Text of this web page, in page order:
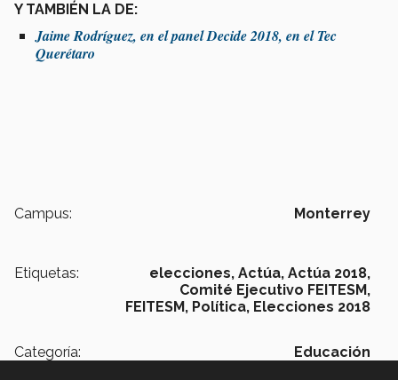
Y TAMBIÉN LA DE:
Jaime Rodríguez, en el panel Decide 2018, en el Tec
Querétaro
Campus: Monterrey
Etiquetas: elecciones, Actúa, Actúa 2018,
Comité Ejecutivo FEITESM,
FEITESM, Política, Elecciones 2018
Categoría: Educación